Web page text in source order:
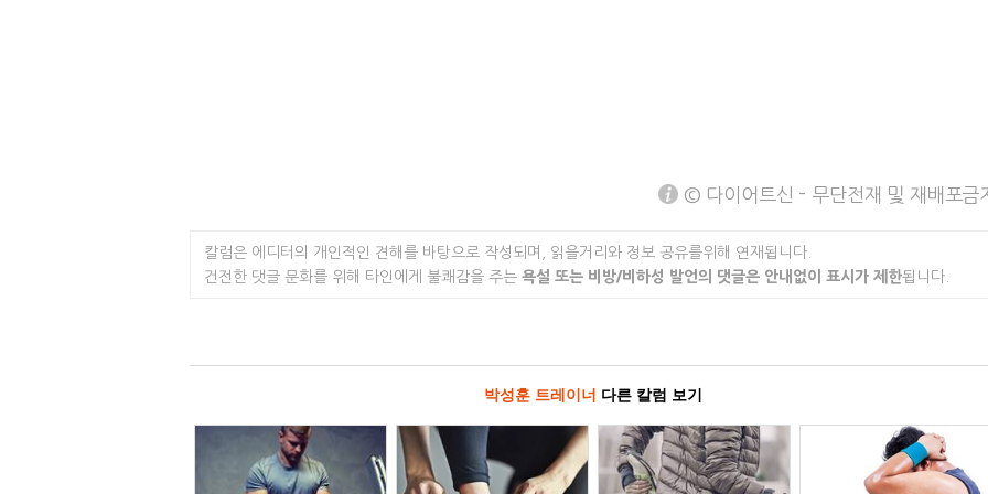
© 다이어트신 - 무단전재 및 재배포금
칼럼은 에디터의 개인적인 견해를 바탕으로 작성되며, 읽을거리와 정보 공유를위해 연재됩니다.
건전한 댓글 문화를 위해 타인에게 불쾌감을 주는 욕설 또는 비방/비하성 발언의 댓글은 안내없이 표시가 제한됩니다.
박성훈 트레이너 다른 칼럼 보기